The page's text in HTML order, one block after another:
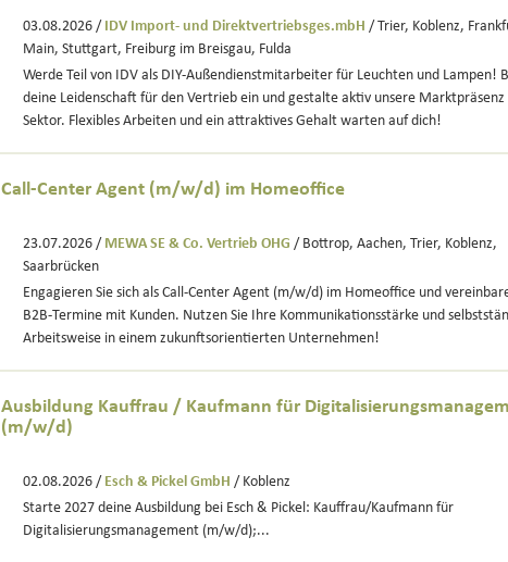
03.08.2026 / IDV Import- und Direktvertriebsges.mbH / Trier, Koblenz,
Main, Stuttgart, Freiburg im Breisgau, Fulda
Werde Teil von IDV als DIY-Außendienstmitarbeiter für Leuchten und Lampen!
deine Leidenschaft für den Vertrieb ein und gestalte aktiv unsere Marktpräsenz
Sektor. Flexibles Arbeiten und ein attraktives Gehalt warten auf dich!
Call-Center Agent (m/w/d) im Homeoffice
23.07.2026 / MEWA SE & Co. Vertrieb OHG / Bottrop, Aachen, Trier, Koblenz,
Saarbrücken
Engagieren Sie sich als Call-Center Agent (m/w/d) im Homeoffice und
B2B-Termine mit Kunden. Nutzen Sie Ihre Kommunikationsstärke und
Arbeitsweise in einem zukunftsorientierten Unternehmen!
Ausbildung Kauffrau / Kaufmann für
(m/w/d)
02.08.2026 / Esch & Pickel GmbH / Koblenz
Starte 2027 deine Ausbildung bei Esch & Pickel: Kauffrau/Kaufmann für
Digitalisierungsmanagement (m/w/d);...